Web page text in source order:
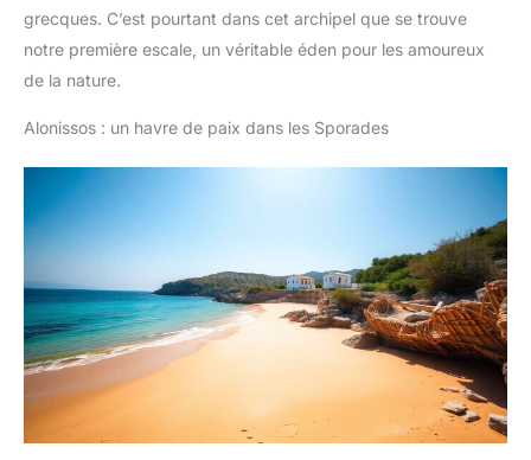
grecques. C’est pourtant dans cet archipel que se trouve
notre première escale, un véritable éden pour les amoureux
de la nature.
Alonissos : un havre de paix dans les Sporades